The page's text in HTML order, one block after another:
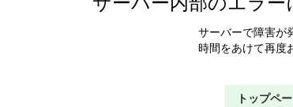
サーバーで障害が
時間をあけて再度
トップペ